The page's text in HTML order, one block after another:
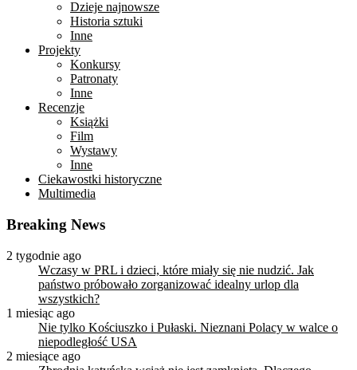
Dzieje najnowsze
Historia sztuki
Inne
Projekty
Konkursy
Patronaty
Inne
Recenzje
Książki
Film
Wystawy
Inne
Ciekawostki historyczne
Multimedia
Breaking News
2 tygodnie ago
Wczasy w PRL i dzieci, które miały się nie nudzić. Jak
państwo próbowało zorganizować idealny urlop dla
wszystkich?
1 miesiąc ago
Nie tylko Kościuszko i Pułaski. Nieznani Polacy w walce o
niepodległość USA
2 miesiące ago